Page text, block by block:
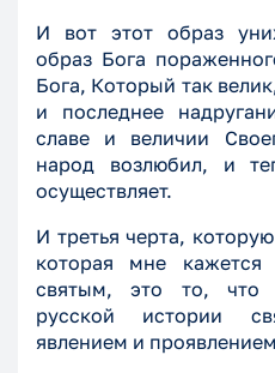
И вот этот образ
образ Бога
Бога, Который так
и последнее
славе и величии
народ возлюбил, и
осуществляет.
И третья черта,
которая мне
святым, это то, что
русской истории
явлением и